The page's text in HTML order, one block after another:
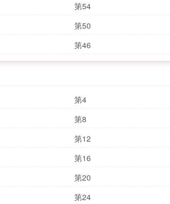
第54
第50
第46
第4
第8
第12
第16
第20
第24